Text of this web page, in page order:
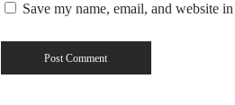
Save my name, email, and website